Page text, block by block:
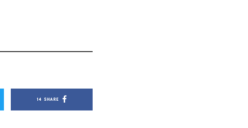
SHARE
14